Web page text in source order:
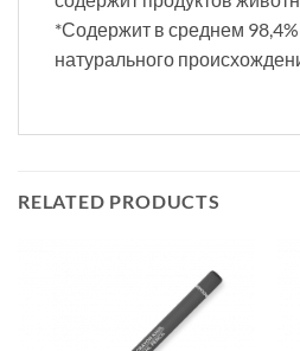
*Содержит в среднем
натурального
RELATED PRODUCTS